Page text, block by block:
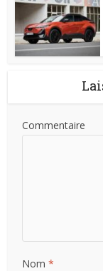
Commentaire
Nom*